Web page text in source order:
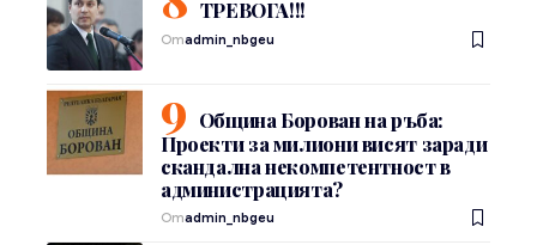
ТРЕВОГА!!!
Отadmin_nbgeu
Община Борован на ръба:
Проекти за милиони висят заради
скандална некомпетентност в
администрацията?
Отadmin_nbgeu